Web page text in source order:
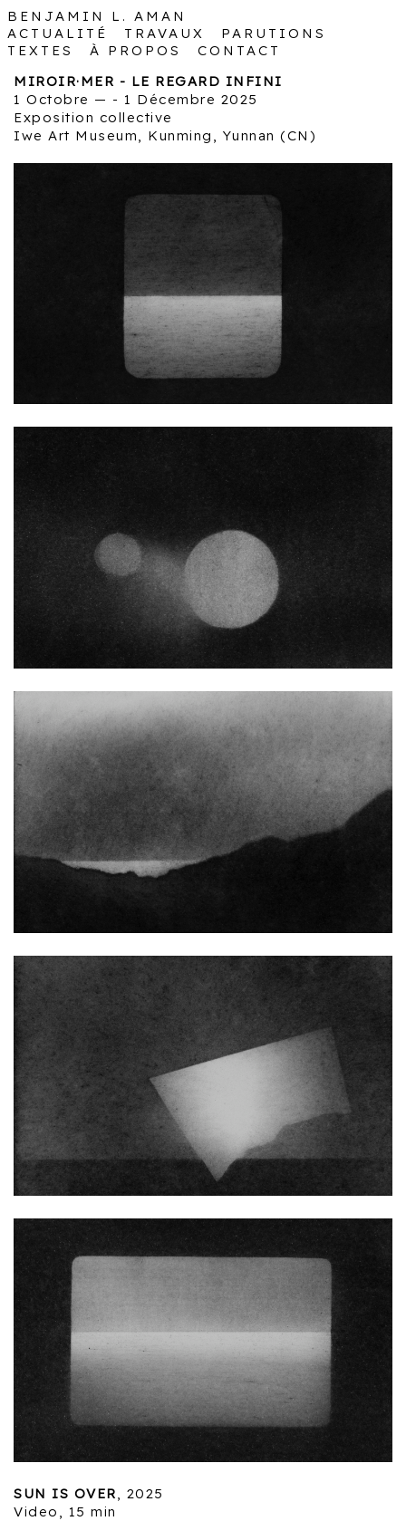
BENJAMIN
L. AMAN
ACTUALITÉ
TRAVAUX
PARUTIONS
TEXTES
À PROPOS
CONTACT
MIROIR·MER - LE REGARD INFINI
1 Octobre — - 1 Décembre 2025
Exposition collective
Iwe Art Museum, Kunming, Yunnan (CN)
SUN IS OVER , 2025
Video, 15 min